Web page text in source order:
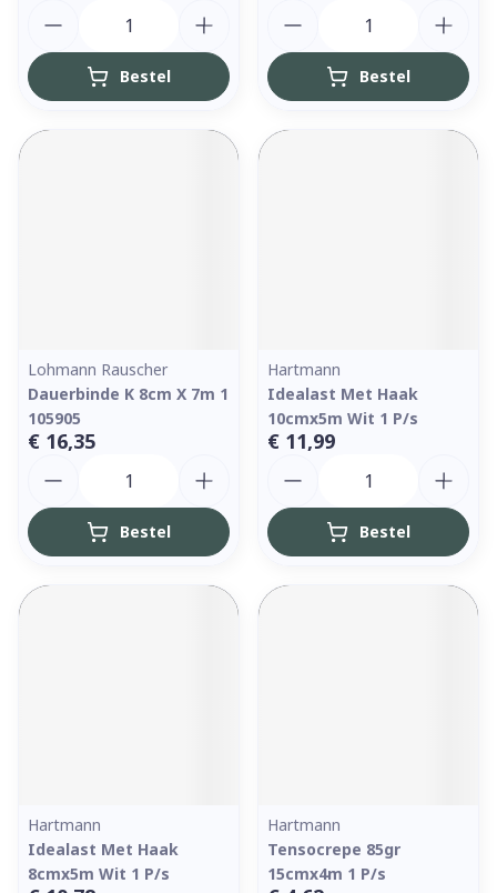
Bestel Bestel
Lohmann Rauscher
Dauerbinde K 8cm X 7m 1
105905
€ 16,35
Bestel
Hartmann
Idealast Met Haak
10cmx5m Wit 1 P/s
€ 11,99
Bestel
Hartmann
Idealast Met Haak
8cmx5m Wit 1 P/s
Hartmann
Tensocrepe 85gr
15cmx4m 1 P/s